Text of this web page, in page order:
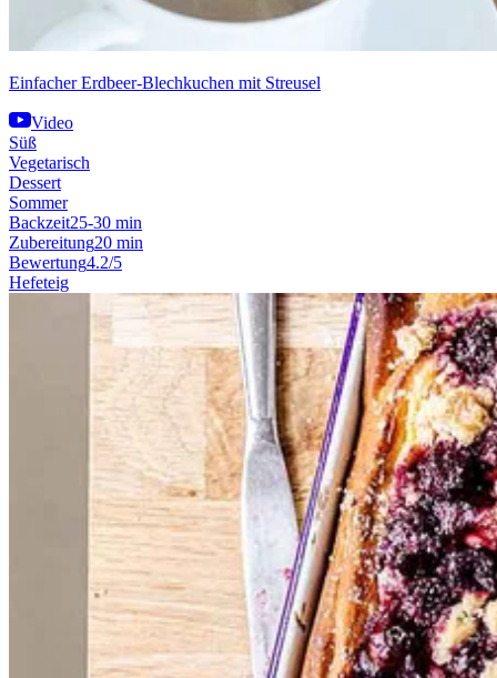
Einfacher Erdbeer-Blechkuchen mit Streusel
Video
Süß
Vegetarisch
Dessert
Sommer
Backzeit25-30 min
Zubereitung20 min
Bewertung4.2/5
Hefeteig